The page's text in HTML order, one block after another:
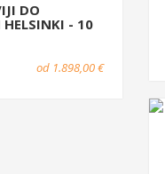
DO
HELSINKI - 10
od 1.898,00 €